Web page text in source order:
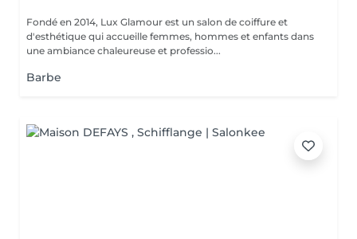
Fondé en 2014, Lux Glamour est un salon de coiffure et
d'esthétique qui accueille femmes, hommes et enfants dans
une ambiance chaleureuse et professio...
Barbe